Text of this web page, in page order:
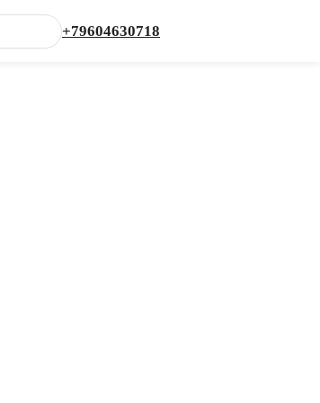
+79604630718